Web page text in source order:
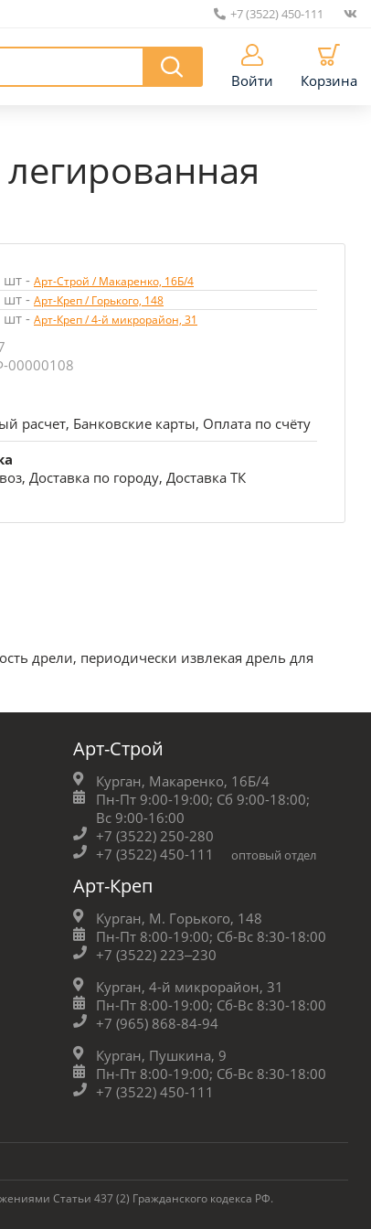
+7 (3522) 450-111
Войти Корзина
шт - Арт-Строй / Макаренко, 16Б/4
шт - Арт-Креп / Горького, 148
шт - Арт-Креп / 4-й микрорайон, 31
00000108
расчет, Банковские карты, Оплата по счёту
Доставка по городу, Доставка ТК
дрели, периодически извлекая дрель для
Арт-Строй
Курган, Макаренко, 16Б/4
Пн-Пт 9:00-19:00; Сб 9:00-18:00;
Вс 9:00-16:00
+7 (3522) 250-280
+7 (3522) 450-111
оптовый отдел
Арт-Креп
Курган, М. Горького, 148
Пн-Пт 8:00-19:00; Сб-Вс 8:30-18:00
+7 (3522) 223‒230
Курган, 4-й микрорайон, 31
Пн-Пт 8:00-19:00; Сб-Вс 8:30-18:00
+7 (965) 868-84-94
Курган, Пушкина, 9
Пн-Пт 8:00-19:00; Сб-Вс 8:30-18:00
+7 (3522) 450-111
Статьи 437 (2) Гражданского кодекса РФ.